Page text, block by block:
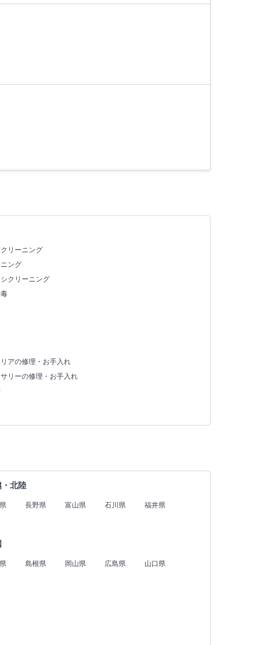
リーニング
ング
クリーニング
アの修理・お手入れ
リーの修理・お手入れ
・北陸
長野県 富山県 石川県 福井県
島根県 岡山県 広島県 山口県